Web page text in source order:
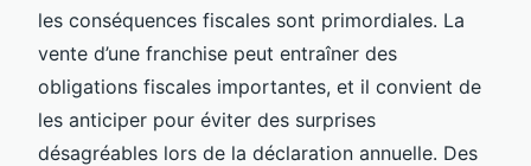
les conséquences fiscales sont primordiales. La
vente d’une franchise peut entraîner des
obligations fiscales importantes, et il convient de
les anticiper pour éviter des surprises
désagréables lors de la déclaration annuelle. Des